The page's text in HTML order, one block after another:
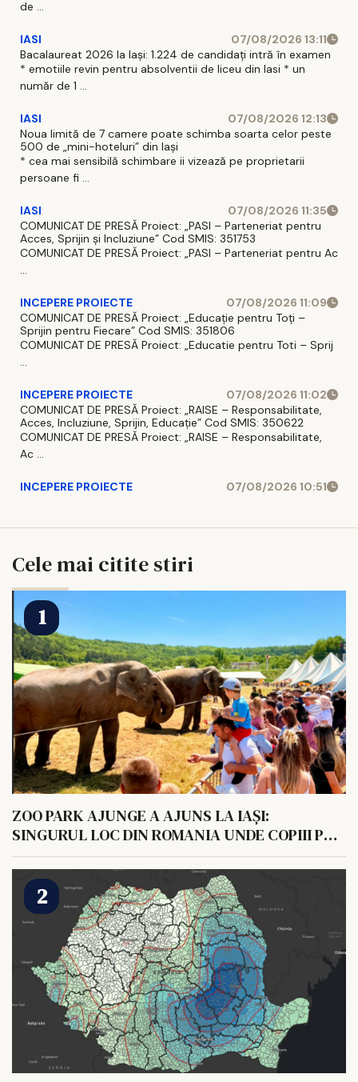
de ...
IASI
07/08/2026 13:11
Bacalaureat 2026 la Iași: 1.224 de candidați intră în examen
* emotiile revin pentru absolventii de liceu din Iasi * un
număr de 1 ...
IASI
07/08/2026 12:13
Noua limită de 7 camere poate schimba soarta celor peste
500 de „mini-hoteluri” din Iași
* cea mai sensibilă schimbare ii vizează pe proprietarii
persoane fi ...
IASI
07/08/2026 11:35
COMUNICAT DE PRESĂ Proiect: „PASI – Parteneriat pentru
Acces, Sprijin și Incluziune” Cod SMIS: 351753
COMUNICAT DE PRESĂ Proiect: „PASI – Parteneriat pentru Ac
INCEPERE PROIECTE
07/08/2026 11:09
COMUNICAT DE PRESĂ Proiect: „Educație pentru Toți –
Sprijin pentru Fiecare” Cod SMIS: 351806
COMUNICAT DE PRESĂ Proiect: „Educatie pentru Toti – Sprij
INCEPERE PROIECTE
07/08/2026 11:02
COMUNICAT DE PRESĂ Proiect: „RAISE – Responsabilitate,
Acces, Incluziune, Sprijin, Educație” Cod SMIS: 350622
COMUNICAT DE PRESĂ Proiect: „RAISE – Responsabilitate,
Ac ...
INCEPERE PROIECTE 07/08/2026 10:51
Cele mai citite stiri
ZOO PARK AJUNGE A AJUNS LA IAȘI:
SINGURUL LOC DIN ROMANIA UNDE COPIII POT
HRANI UN ELEFANT